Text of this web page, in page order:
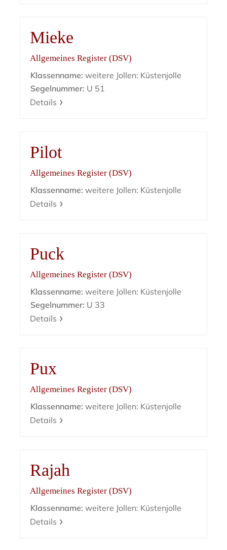
Mieke
Allgemeines Register (DSV)
Klassenname: weitere Jollen: Küstenjolle
Segelnummer: U 51
Details
Pilot
Allgemeines Register (DSV)
Klassenname: weitere Jollen: Küstenjolle
Details
Puck
Allgemeines Register (DSV)
Klassenname: weitere Jollen: Küstenjolle
Segelnummer: U 33
Details
Pux
Allgemeines Register (DSV)
Klassenname: weitere Jollen: Küstenjolle
Details
Rajah
Allgemeines Register (DSV)
Klassenname: weitere Jollen: Küstenjolle
Details